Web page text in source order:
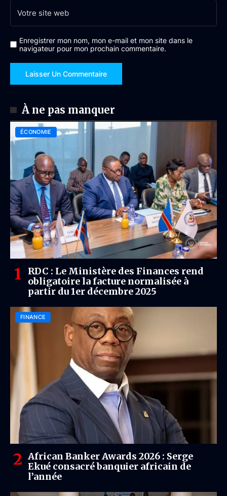
Enregistrer mon nom, mon e-mail et mon site dans le
navigateur pour mon prochain commentaire.
À ne pas manquer
ÉCONOMIE
RDC : Le Ministère des Finances rend
obligatoire la facture normalisée à
partir du 1er décembre 2025
FINANCE
African Banker Awards 2026 : Serge
Ekué consacré banquier africain de
l’année